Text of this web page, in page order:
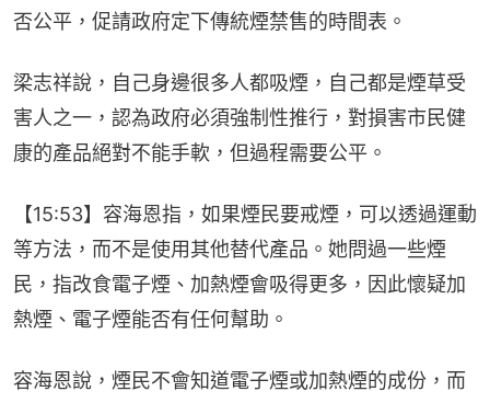
否公平，促請政府定下傳統煙禁售的時間表。
梁志祥說，自己身邊很多人都吸煙，自己都是煙草受
害人之一，認為政府必須強制性推行，對損害市民健
康的產品絕對不能手軟，但過程需要公平。
【15:53】容海恩指，如果煙民要戒煙，可以透過運動
等方法，而不是使用其他替代產品。她問過一些煙
民，指改食電子煙、加熱煙會吸得更多，因此懷疑加
熱煙、電子煙能否有任何幫助。
容海恩說，煙民不會知道電子煙或加熱煙的成份，而